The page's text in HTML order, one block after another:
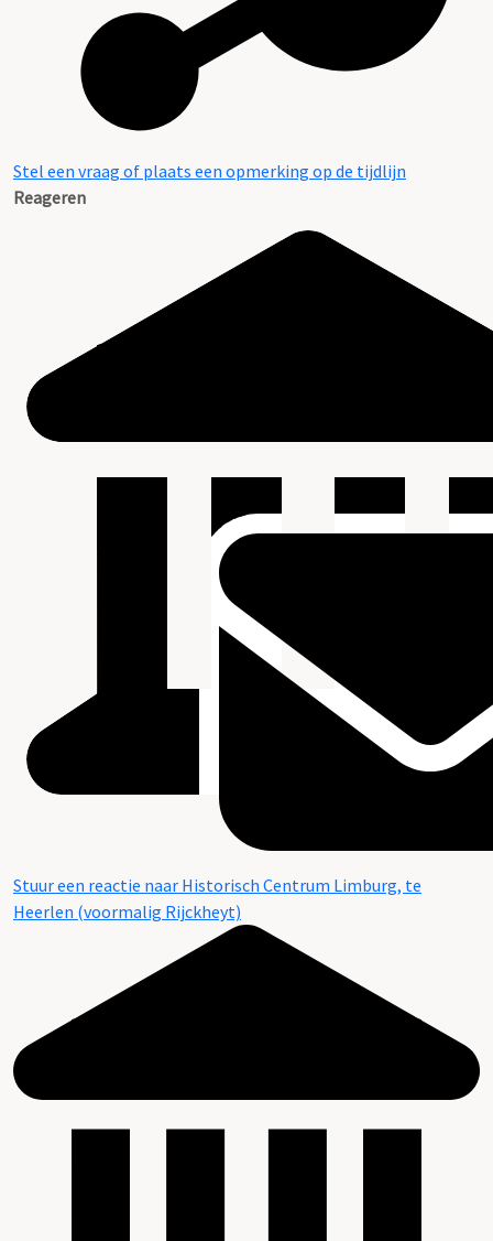
Stel een vraag of plaats een opmerking op de tijdlijn
Reageren
Stuur een reactie naar Historisch Centrum Limburg, te
Heerlen (voormalig Rijckheyt)